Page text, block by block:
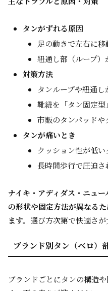
タンがずれる原因
足の動きで左右に
紐通し部（ループ）
対策方法
タンループや紐通
靴紐を「タン固定
市販のタンパッド
タンが痛いとき
クッション性が低
長時間歩行で圧迫さ
ナイキ・アディダス・ニュ
の形状や固定方法が異なる
ます。 選び方次第で快適さが
ブランド別タン（ベロ）
ブランドごとにタンの構造